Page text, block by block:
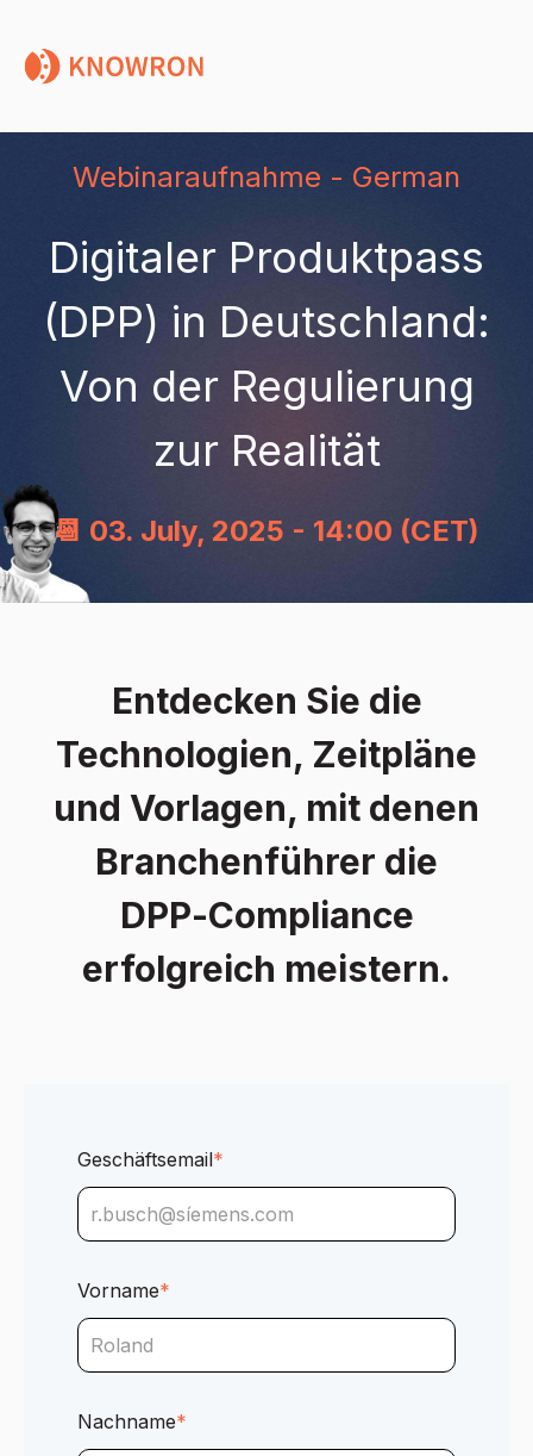
Webinaraufnahme - German
Digitaler Produktpass
(DPP) in Deutschland:
Von der Regulierung
zur Realität
📆 03. July, 2025 - 14:00 (CET)
Entdecken Sie die
Technologien, Zeitpläne
und Vorlagen, mit denen
Branchenführer die
DPP‑Compliance
erfolgreich meistern.
Geschäftsemail*
Vorname*
Nachname*